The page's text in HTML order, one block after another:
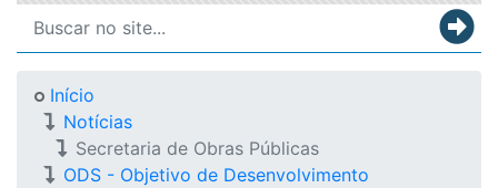
Início
Notícias
Secretaria de Obras Públicas
ODS - Objetivo de Desenvolvimento